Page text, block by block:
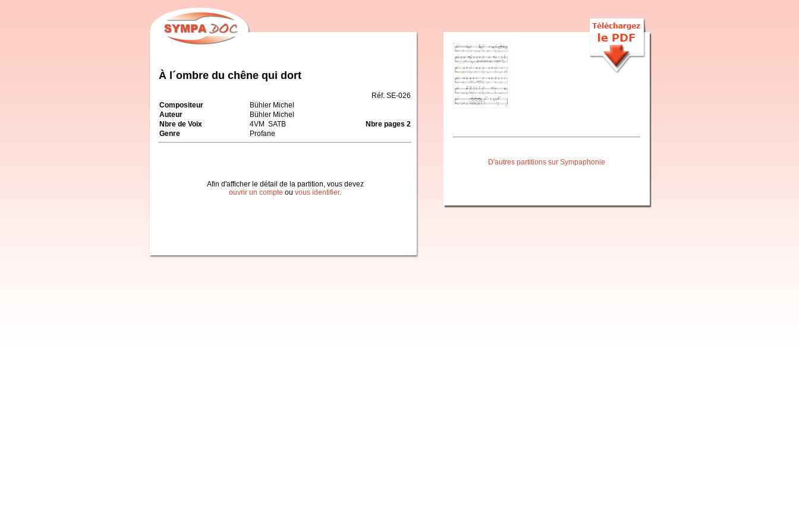
À l´ombre du chêne qui dort
Réf. SE-026
Compositeur
Bühler Michel
Auteur
Bühler Michel
Nbre de Voix
4VM SATB
Nbre pages 2
Genre
Profane
Afin d'afficher le détail de la partition, vous devez
ouvrir un compte ou vous identifier.
D'autres partitions sur Sympaphonie